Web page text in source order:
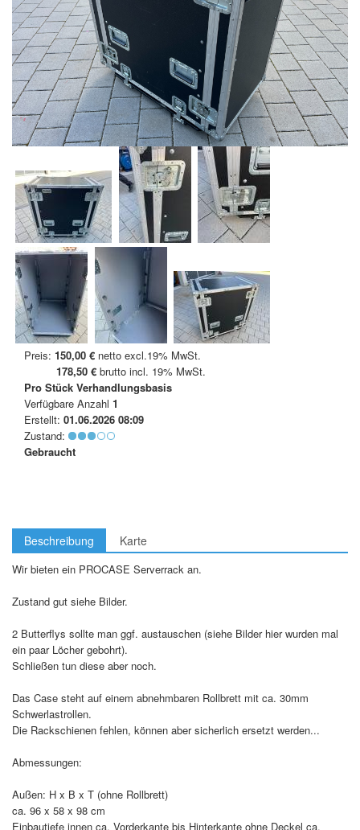
Preis: 150,00 € netto excl.19% MwSt.
178,50 € brutto incl. 19% MwSt.
Pro Stück Verhandlungsbasis
Verfügbare Anzahl 1
Erstellt: 01.06.2026 08:09
Zustand:
Gebraucht
Beschreibung Karte
Wir bieten ein PROCASE Serverrack an.
Zustand gut siehe Bilder.
2 Butterflys sollte man ggf. austauschen (siehe Bilder hier wurden mal
ein paar Löcher gebohrt).
Schließen tun diese aber noch.
Das Case steht auf einem abnehmbaren Rollbrett mit ca. 30mm
Schwerlastrollen.
Die Rackschienen fehlen, können aber sicherlich ersetzt werden...
Abmessungen:
Außen: H x B x T (ohne Rollbrett)
ca. 96 x 58 x 98 cm
Einbautiefe innen ca. Vorderkante bis Hinterkante ohne Deckel ca.